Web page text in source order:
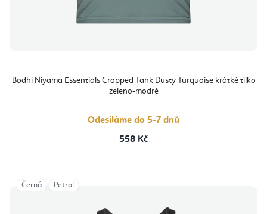
Bodhi Niyama Essentials Cropped Tank Dusty Turquoise krátké tílko
zeleno-modré
Odesíláme do 5-7 dnů
558 Kč
Černá Petrol